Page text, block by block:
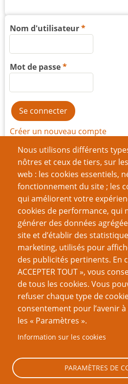
Nous utilisons différents
nôtres et ceux de tiers, sur
web : les cookies essentiels,
fonctionnement du site ; les
qui améliorent votre
cookies de performance, qui
générer des données
site et d’établir des
marketing, utilisés pour
des publicités pertinents. En
ACCEPTER TOUT », vous
de tous les cookies. Vous
refuser chaque type de
consentement pour l’avenir
les « Paramètres ».
Information sur les cookies
PARAMÈTRES DE
Nom d'utilisateur
Mot de passe
Créer un nouveau compte
Réinitialiser votre mot de passe
Du même auteur
Une autre sorte de courrier
Mort de plaisir
La séparation de l’Église et de
Scène de crime et Confiture de
VOUS AIMEREZ AUSSI
GN et extrémisme violent
Ebook 30 : 30, v'la les flics
Vous avez le droit de garder le
Étoiles errantes : Les marshals
La Police dans une campagne